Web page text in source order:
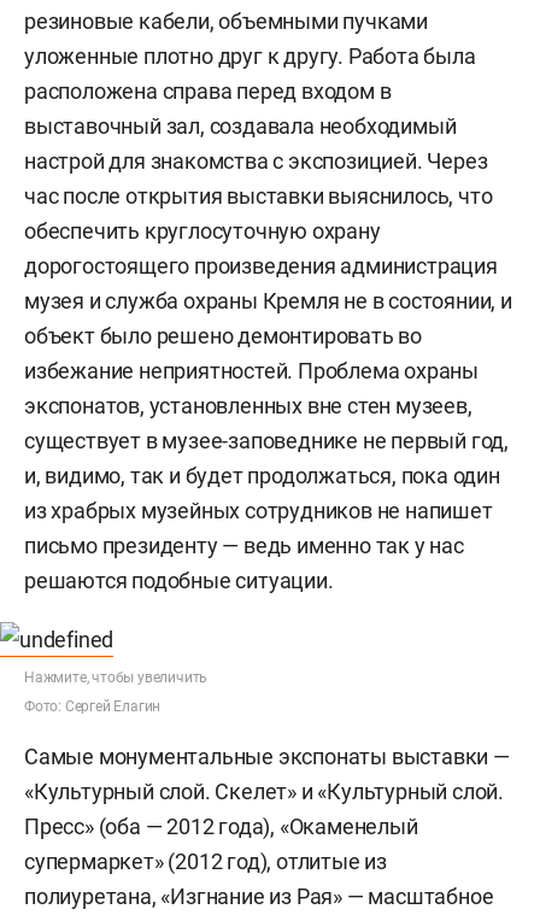
резиновые кабели, объемными пучками
уложенные плотно друг к другу. Работа была
расположена справа перед входом в
выставочный зал, создавала необходимый
настрой для знакомства с экспозицией. Через
час после открытия выставки выяснилось, что
обеспечить круглосуточную охрану
дорогостоящего произведения администрация
музея и служба охраны Кремля не в состоянии, и
объект было решено демонтировать во
избежание неприятностей. Проблема охраны
экспонатов, установленных вне стен музеев,
существует в музее-заповеднике не первый год,
и, видимо, так и будет продолжаться, пока один
из храбрых музейных сотрудников не напишет
письмо президенту — ведь именно так у нас
решаются подобные ситуации.
Нажмите, чтобы увеличить
Фото: Сергей Елагин
Самые монументальные экспонаты выставки —
«Культурный слой. Скелет» и «Культурный слой.
Пресс» (оба — 2012 года), «Окаменелый
супермаркет» (2012 год), отлитые из
полиуретана, «Изгнание из Рая» — масштабное